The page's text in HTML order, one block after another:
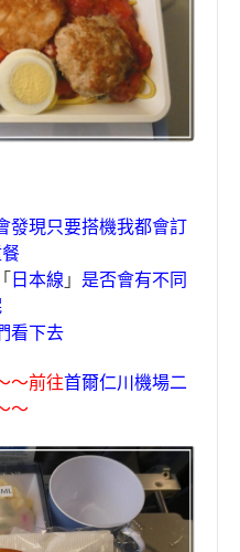
發現只要搭機我都會訂
「 日本線 」 是否會有不同
看下去
〜前往首爾仁川機場二
〜